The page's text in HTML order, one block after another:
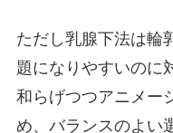
ただし乳腺下法は輪
題になりやすいのに
和らげつつアニメー
め、バランスのよい